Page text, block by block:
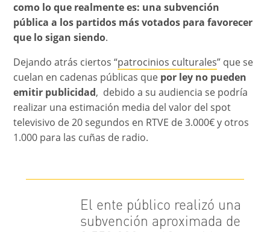
como lo que realmente es: una subvención
pública a los partidos más votados para favorecer
que lo sigan siendo.
Dejando atrás ciertos “patrocinios culturales” que se
cuelan en cadenas públicas que por ley no pueden
emitir publicidad, debido a su audiencia se podría
realizar una estimación media del valor del spot
televisivo de 20 segundos en RTVE de 3.000€ y otros
1.000 para las cuñas de radio.
El ente público realizó una
subvención aproximada de